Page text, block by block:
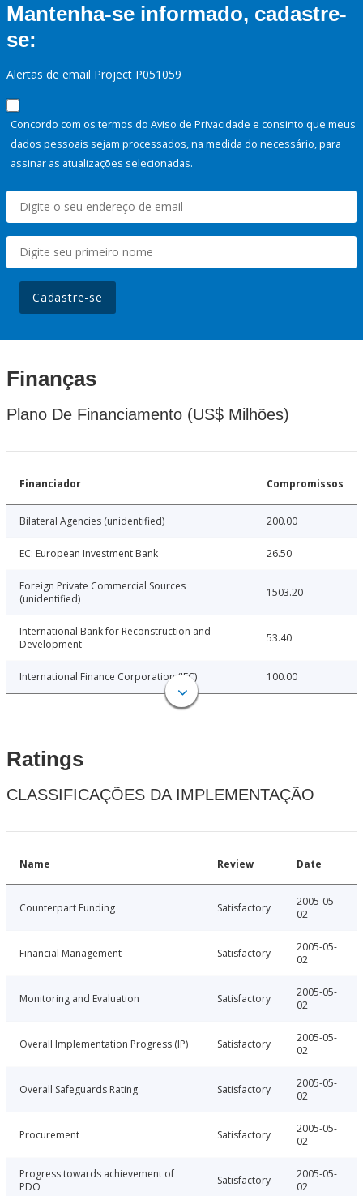
Mantenha-se informado, cadastre-
se:
Alertas de email Project P051059
Concordo com os termos do Aviso de Privacidade e consinto que meus
dados pessoais sejam processados, na medida do necessário, para
assinar as atualizações selecionadas.
Cadastre-se
Finanças
Plano De Financiamento (US$ Milhões)
Financiador Compromissos
Bilateral Agencies (unidentified) 200.00
EC: European Investment Bank 26.50
Foreign Private Commercial Sources
(unidentified)
1503.20
International Bank for Reconstruction and
Development
53.40
International Finance Corporation (IFC) 100.00
Ratings
CLASSIFICAÇÕES DA IMPLEMENTAÇÃO
Name Review Date
Counterpart Funding Satisfactory
2005-05-
02
Financial Management Satisfactory
2005-05-
02
Monitoring and Evaluation Satisfactory
2005-05-
02
Overall Implementation Progress (IP) Satisfactory
2005-05-
02
Overall Safeguards Rating Satisfactory
2005-05-
02
Procurement Satisfactory
2005-05-
02
Progress towards achievement of
PDO
Satisfactory
2005-05-
02